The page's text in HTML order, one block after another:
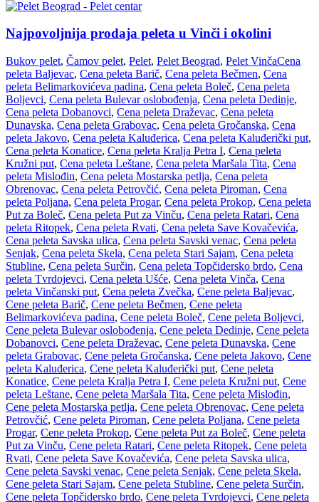
Najpovoljnija prodaja peleta u Vinči i okolini
Bukov pelet, Čamov pelet, Pelet, Pelet Beograd, Pelet VinčaCena
peleta Baljevac, Cena peleta Barič, Cena peleta Bečmen, Cena
peleta Belimarkovićeva padina, Cena peleta Boleč, Cena peleta
Boljevci, Cena peleta Bulevar oslobođenja, Cena peleta Dedinje,
Cena peleta Dobanovci, Cena peleta Draževac, Cena peleta
Dunavska, Cena peleta Grabovac, Cena peleta Gročanska, Cena
peleta Jakovo, Cena peleta Kaluđerica, Cena peleta Kaluđerički put,
Cena peleta Konatice, Cena peleta Kralja Petra I, Cena peleta
Kružni put, Cena peleta Leštane, Cena peleta Maršala Tita, Cena
peleta Mislođin, Cena peleta Mostarska petlja, Cena peleta
Obrenovac, Cena peleta Petrovčić, Cena peleta Piroman, Cena
peleta Poljana, Cena peleta Progar, Cena peleta Prokop, Cena peleta
Put za Boleč, Cena peleta Put za Vinču, Cena peleta Ratari, Cena
peleta Ritopek, Cena peleta Rvati, Cena peleta Save Kovačevića,
Cena peleta Savska ulica, Cena peleta Savski venac, Cena peleta
Senjak, Cena peleta Skela, Cena peleta Stari Sajam, Cena peleta
Stubline, Cena peleta Surčin, Cena peleta Topčidersko brdo, Cena
peleta Tvrdojevci, Cena peleta Ušće, Cena peleta Vinča, Cena
peleta Vinčanski put, Cena peleta Zvečka, Cene peleta Baljevac,
Cene peleta Barič, Cene peleta Bečmen, Cene peleta
Belimarkovićeva padina, Cene peleta Boleč, Cene peleta Boljevci,
Cene peleta Bulevar oslobođenja, Cene peleta Dedinje, Cene peleta
Dobanovci, Cene peleta Draževac, Cene peleta Dunavska, Cene
peleta Grabovac, Cene peleta Gročanska, Cene peleta Jakovo, Cene
peleta Kaluđerica, Cene peleta Kaluđerički put, Cene peleta
Konatice, Cene peleta Kralja Petra I, Cene peleta Kružni put, Cene
peleta Leštane, Cene peleta Maršala Tita, Cene peleta Mislođin,
Cene peleta Mostarska petlja, Cene peleta Obrenovac, Cene peleta
Petrovčić, Cene peleta Piroman, Cene peleta Poljana, Cene peleta
Progar, Cene peleta Prokop, Cene peleta Put za Boleč, Cene peleta
Put za Vinču, Cene peleta Ratari, Cene peleta Ritopek, Cene peleta
Rvati, Cene peleta Save Kovačevića, Cene peleta Savska ulica,
Cene peleta Savski venac, Cene peleta Senjak, Cene peleta Skela,
Cene peleta Stari Sajam, Cene peleta Stubline, Cene peleta Surčin,
Cene peleta Topčidersko brdo, Cene peleta Tvrdojevci, Cene peleta